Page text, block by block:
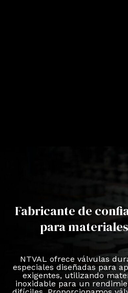
Fabricante de
para
NTVAL ofrece válvulas
especiales diseñadas para
exigentes, utilizando
inoxidable para un